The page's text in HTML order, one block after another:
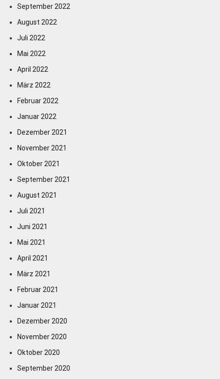
September 2022
August 2022
Juli 2022
Mai 2022
April 2022
März 2022
Februar 2022
Januar 2022
Dezember 2021
November 2021
Oktober 2021
September 2021
August 2021
Juli 2021
Juni 2021
Mai 2021
April 2021
März 2021
Februar 2021
Januar 2021
Dezember 2020
November 2020
Oktober 2020
September 2020